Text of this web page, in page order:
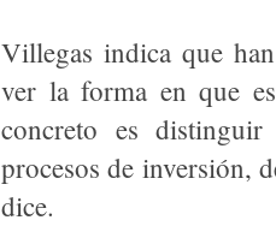
Villegas indica que
ver la forma en que
concreto es
procesos de inversión,
dice.